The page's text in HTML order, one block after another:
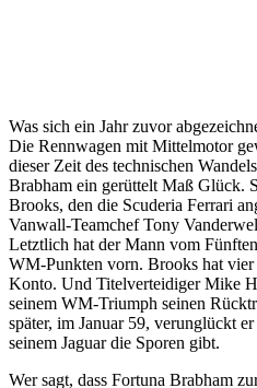
Was sich ein Jahr zuvor
Die Rennwagen mit Mittelmotor
dieser Zeit des technischen
Brabham ein gerüttelt Maß Glück.
Brooks, den die Scuderia Ferrari
Vanwall-Teamchef Tony
Letztlich hat der Mann vom
WM-Punkten vorn. Brooks hat
Konto. Und Titelverteidiger Mike
seinem WM-Triumph seinen
später, im Januar 59, verunglückt
seinem Jaguar die Sporen gibt.
Wer sagt, dass Fortuna Brabham